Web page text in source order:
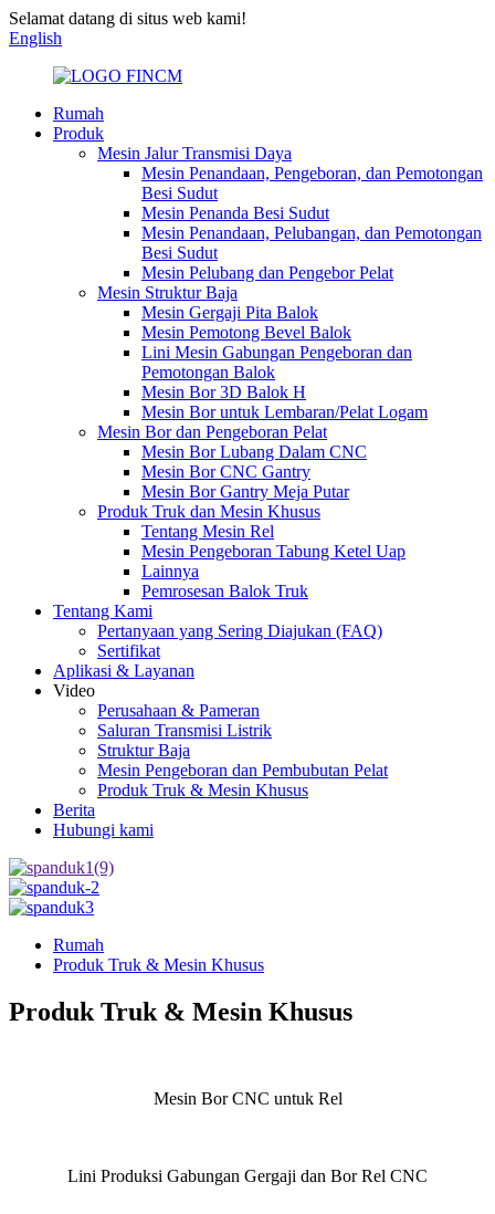
Selamat datang di situs web kami!
English
Rumah
Produk
Mesin Jalur Transmisi Daya
Mesin Penandaan, Pengeboran, dan Pemotongan
Besi Sudut
Mesin Penanda Besi Sudut
Mesin Penandaan, Pelubangan, dan Pemotongan
Besi Sudut
Mesin Pelubang dan Pengebor Pelat
Mesin Struktur Baja
Mesin Gergaji Pita Balok
Mesin Pemotong Bevel Balok
Lini Mesin Gabungan Pengeboran dan
Pemotongan Balok
Mesin Bor 3D Balok H
Mesin Bor untuk Lembaran/Pelat Logam
Mesin Bor dan Pengeboran Pelat
Mesin Bor Lubang Dalam CNC
Mesin Bor CNC Gantry
Mesin Bor Gantry Meja Putar
Produk Truk dan Mesin Khusus
Tentang Mesin Rel
Mesin Pengeboran Tabung Ketel Uap
Lainnya
Pemrosesan Balok Truk
Tentang Kami
Pertanyaan yang Sering Diajukan (FAQ)
Sertifikat
Aplikasi & Layanan
Video
Perusahaan & Pameran
Saluran Transmisi Listrik
Struktur Baja
Mesin Pengeboran dan Pembubutan Pelat
Produk Truk & Mesin Khusus
Berita
Hubungi kami
Rumah
Produk Truk & Mesin Khusus
Produk Truk & Mesin Khusus
Mesin Bor CNC untuk Rel
Lini Produksi Gabungan Gergaji dan Bor Rel CNC